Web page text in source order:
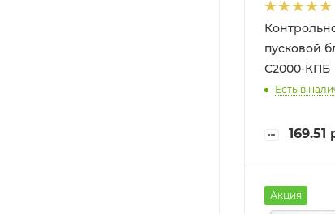
пусковой
С2000-КПБ
Есть в
169.51
Акция